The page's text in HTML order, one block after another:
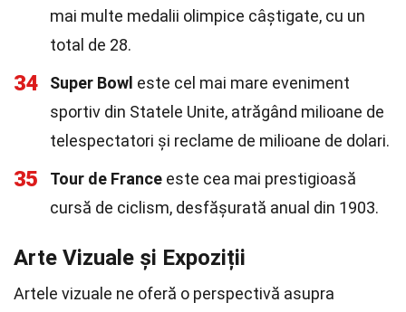
mai multe medalii olimpice câștigate, cu un
total de 28.
34 Super Bowl este cel mai mare eveniment
sportiv din Statele Unite, atrăgând milioane de
telespectatori și reclame de milioane de dolari.
35 Tour de France este cea mai prestigioasă
cursă de ciclism, desfășurată anual din 1903.
Arte Vizuale și Expoziții
Artele vizuale ne oferă o perspectivă asupra